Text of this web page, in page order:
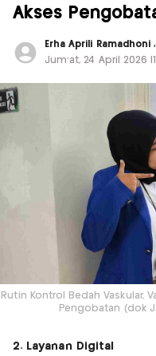
Akses
Erha Aprili Ramadhoni,
Jum'at, 24 April 2026
Rutin Kontrol Bedah Vaskular,
Pengobatan (dok
2. Layanan Digital